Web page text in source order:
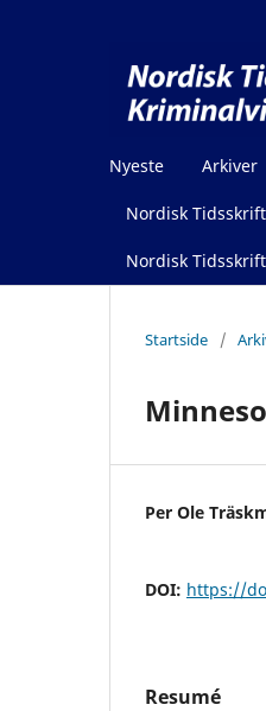
Nyeste Arkiver
Nordisk
Nordisk
Startside /
Per Ole
DOI: https://
Resumé